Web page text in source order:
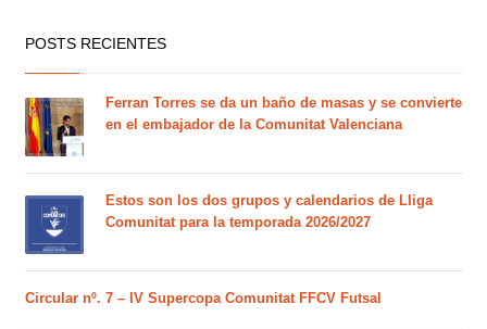
POSTS RECIENTES
Ferran Torres se da un baño de masas y se convierte
en el embajador de la Comunitat Valenciana
Estos son los dos grupos y calendarios de Lliga
Comunitat para la temporada 2026/2027
Circular nº. 7 – IV Supercopa Comunitat FFCV Futsal